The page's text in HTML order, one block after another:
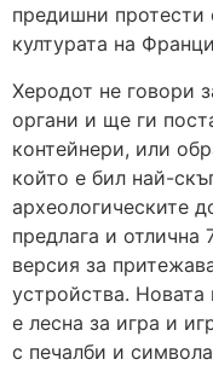
предишни
културата на
Херодот не говори
органи и ще ги
контейнери, или
който е бил най-
археологическите
предлага и отлична
версия за
устройства. Новата
е лесна за игра и
с печалби и